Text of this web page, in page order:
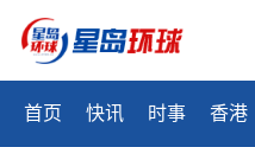
首页 快讯 时事 香港